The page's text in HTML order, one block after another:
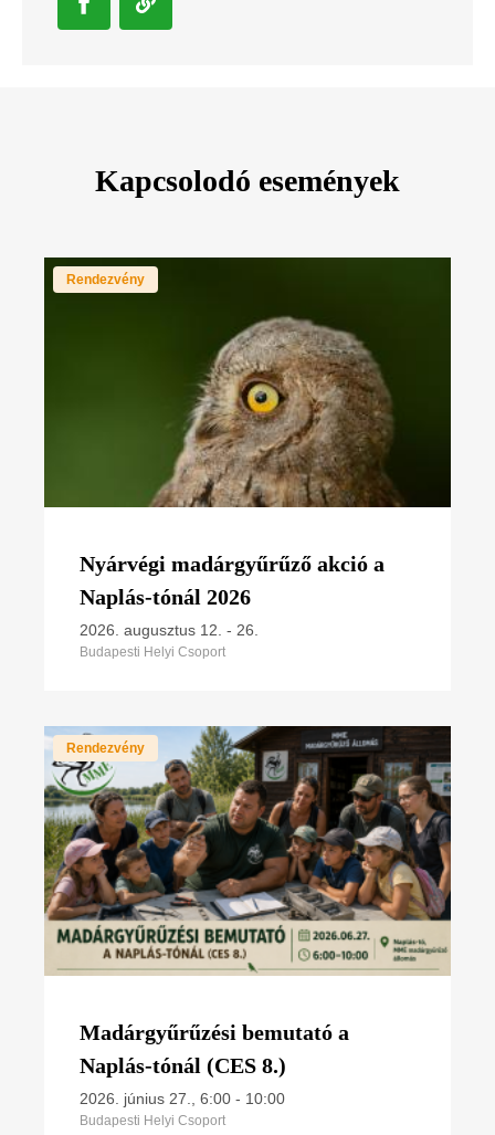
Kapcsolodó események
Rendezvény
Nyárvégi madárgyűrűző akció a
Naplás-tónál 2026
2026. augusztus 12. - 26.
Budapesti Helyi Csoport
Rendezvény
Madárgyűrűzési bemutató a
Naplás-tónál (CES 8.)
2026. június 27., 6:00 - 10:00
Budapesti Helyi Csoport